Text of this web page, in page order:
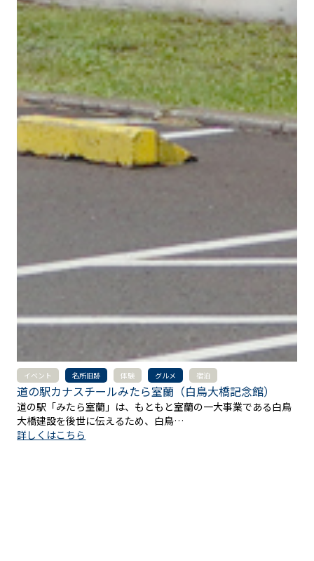
イベント 名所旧跡 体験 グルメ 宿泊
道の駅カナスチールみたら室蘭（白鳥大橋記念館）
道の駅「みたら室蘭」は、もともと室蘭の一大事業である白鳥
大橋建設を後世に伝えるため、白鳥…
詳しくはこちら